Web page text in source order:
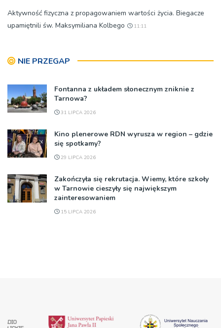
Aktywność fizyczna z propagowaniem wartości życia. Biegacze
upamiętnili św. Maksymiliana Kolbego
11:11
NIE PRZEGAP
Fontanna z układem słonecznym zniknie z
Tarnowa?
31 LIPCA 2026
Kino plenerowe RDN wyrusza w region – gdzie
się spotkamy?
29 LIPCA 2026
Zakończyła się rekrutacja. Wiemy, które szkoły
w Tarnowie cieszyły się największym
zainteresowaniem
15 LIPCA 2026